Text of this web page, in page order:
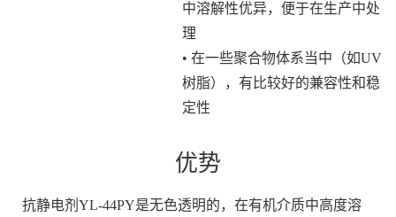
中溶解性优异，便于在生产中处
理
• 在一些聚合物体系当中（如UV
树脂），有比较好的兼容性和稳
定性
优势
抗静电剂YL-44PY是无色透明的，在有机介质中高度溶